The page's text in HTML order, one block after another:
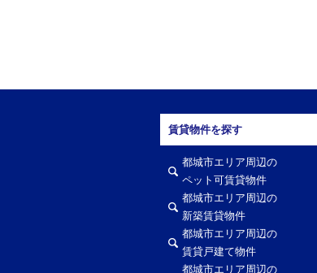
賃貸物件を探す
都城市エリア周辺の
ペット可賃貸物件
都城市エリア周辺の
新築賃貸物件
都城市エリア周辺の
賃貸戸建て物件
都城市エリア周辺の